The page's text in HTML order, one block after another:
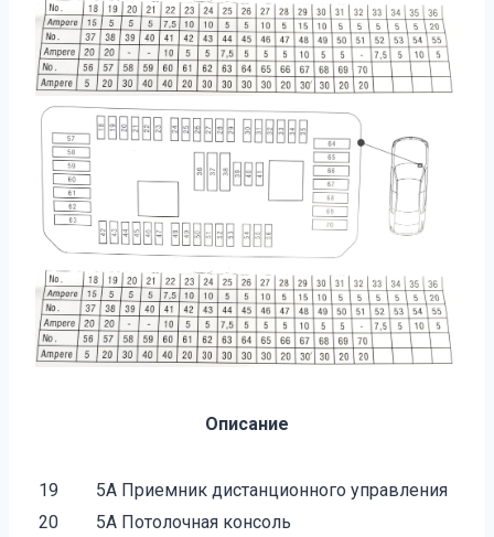
Описание
19
5A Приемник дистанционного управления
20
5A Потолочная консоль